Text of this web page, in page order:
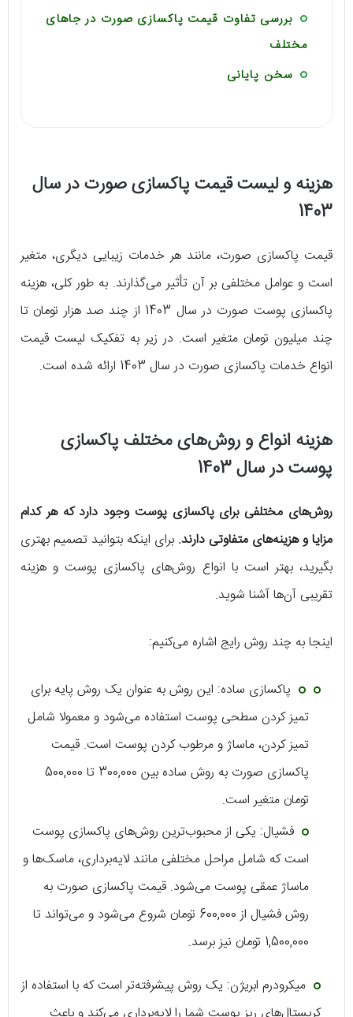
بررسی تفاوت قیمت پاکسازی صورت در جاهای
مختلف
سخن پایانی
هزینه و لیست قیمت پاکسازی صورت در سال
1403
قیمت پاکسازی صورت، مانند هر خدمات زیبایی دیگری، متغیر
است و عوامل مختلفی بر آن تأثیر می‌گذارند. به طور کلی، هزینه
پاکسازی پوست صورت در سال 1403 از چند صد هزار تومان تا
چند میلیون تومان متغیر است. در زیر به تفکیک لیست قیمت
انواع خدمات پاکسازی صورت در سال 1403 ارائه شده است.
هزینه انواع و روش‌های مختلف پاکسازی
پوست در سال 1403
روش‌های مختلفی برای پاکسازی پوست وجود دارد که هر کدام
مزایا و هزینه‌های متفاوتی دارند. برای اینکه بتوانید تصمیم بهتری
بگیرید، بهتر است با انواع روش‌های پاکسازی پوست و هزینه
تقریبی آن‌ها آشنا شوید.
اینجا به چند روش رایج اشاره می‌کنیم:
پاکسازی ساده: این روش به عنوان یک روش پایه برای
تمیز کردن سطحی پوست استفاده می‌شود و معمولا شامل
تمیز کردن، ماساژ و مرطوب کردن پوست است. قیمت
پاکسازی صورت به روش
ساده بین 300,000 تا 500,000
تومان متغیر است.
فشیال: یکی از محبوب‌ترین روش‌های پاکسازی پوست
است که شامل مراحل مختلفی مانند لایه‌برداری، ماسک‌ها و
ماساژ عمقی پوست می‌شود. قیمت پاکسازی صورت به
روش
فشیال از 600,000 تومان شروع می‌شود و می‌تواند تا
1,500,000 تومان نیز برسد.
میکرودرم ابریژن: یک روش پیشرفته‌تر است که با استفاده از